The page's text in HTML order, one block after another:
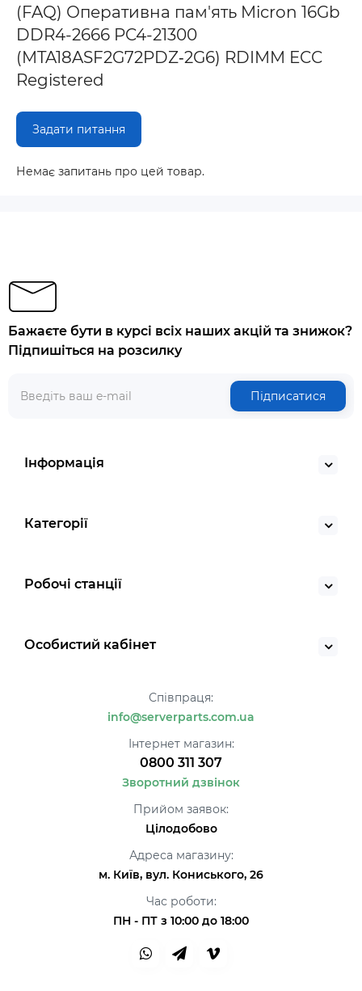
(FAQ) Оперативна пам'ять Micron 16Gb
DDR4-2666 PC4-21300
(MTA18ASF2G72PDZ‐2G6) RDIMM ECC
Registered
Задати питання
Немає запитань про цей товар.
Бажаєте бути в курсі всіх наших акцій та знижок?
Підпишіться на розсилку
Підписатися
Інформація
Категорії
Робочі станції
Особистий кабінет
Співпраця:
info@serverparts.com.ua
Інтернет магазин:
0800 311 307
Зворотний дзвінок
Прийом заявок:
Цілодобово
Адреса магазину:
м. Київ, вул. Кониського, 26
Час роботи:
ПН - ПТ з 10:00 до 18:00